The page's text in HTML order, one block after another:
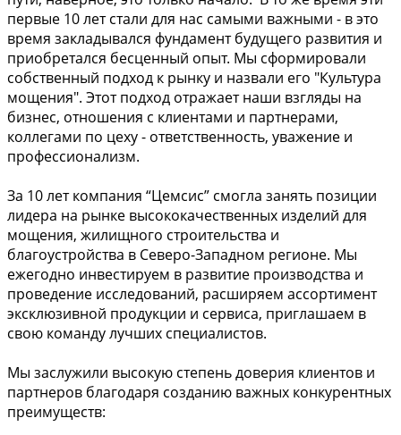
первые 10 лет стали для нас самыми важными - в это
время закладывался фундамент будущего развития и
приобретался бесценный опыт. Мы сформировали
собственный подход к рынку и назвали его "Культура
мощения". Этот подход отражает наши взгляды на
бизнес, отношения с клиентами и партнерами,
коллегами по цеху - ответственность, уважение и
профессионализм.
За 10 лет компания “Цемсис” смогла занять позиции
лидера на рынке высококачественных изделий для
мощения, жилищного строительства и
благоустройства в Северо-Западном регионе. Мы
ежегодно инвестируем в развитие производства и
проведение исследований, расширяем ассортимент
эксклюзивной продукции и сервиса, приглашаем в
свою команду лучших специалистов.
Мы заслужили высокую степень доверия клиентов и
партнеров благодаря созданию важных конкурентных
преимуществ: